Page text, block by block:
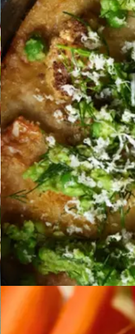
BLOMKÅLS-
SIRIUSÆRTEGRA
TINBLOMKÅLS-
SIRIUSÆRTEGRA
TIN
MEDMED
ÆRTEMASHÆRTE
MASH OGOG
PEBERRODPEBER
ROD
Gem opskrift
Sommermad
Vegetarisk